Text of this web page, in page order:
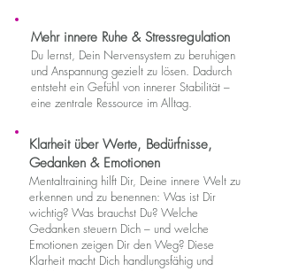
​Mehr innere Ruhe & Stressregulation
Du lernst, Dein Nervensystem zu beruhigen
und Anspannung gezielt zu lösen. Dadurch
entsteht ein Gefühl von innerer Stabilität –
eine zentrale Ressource im Alltag.
Klarheit über Werte, Bedürfnisse,
Gedanken & Emotionen
Mentaltraining hilft Dir, Deine innere Welt zu
erkennen und zu benennen: Was ist Dir
wichtig? Was brauchst Du? Welche
Gedanken steuern Dich – und welche
Emotionen zeigen Dir den Weg? Diese
Klarheit macht Dich handlungsfähig und